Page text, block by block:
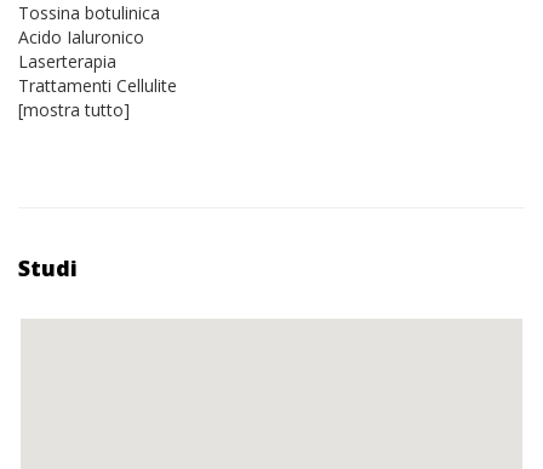
Tossina botulinica
Acido Ialuronico
Laserterapia
Trattamenti Cellulite
[mostra tutto]
Studi